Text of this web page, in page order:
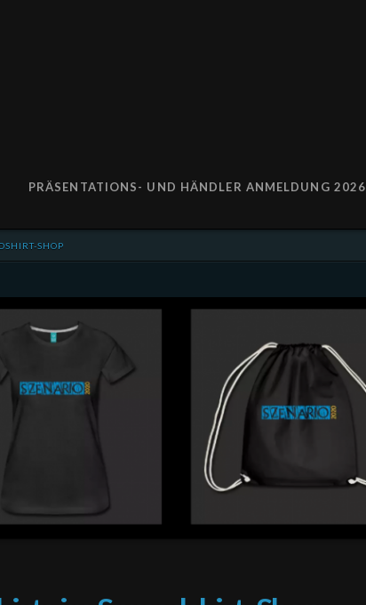
PRÄSENTATIONS- UND HÄNDLER ANMELDUNG 2026
SHOP